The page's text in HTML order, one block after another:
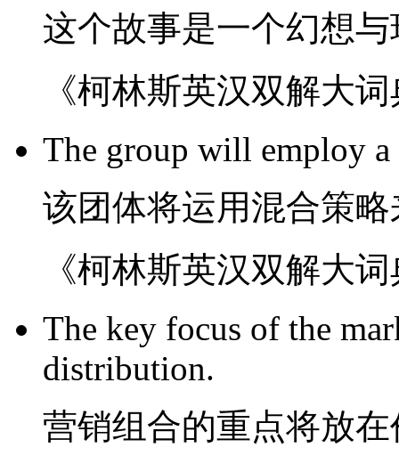
这个故事是一个幻想与
《柯林斯英汉双解大
The group will employ a
该团体将运用混合策略
《柯林斯英汉双解大
The key focus of the
distribution.
营销组合的重点将放在